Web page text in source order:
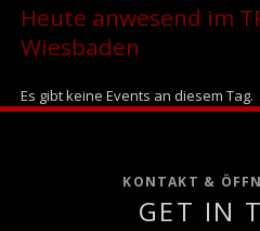
Heute anwesend im
Wiesbaden
Es gibt keine Events an diesem Tag.
KONTAKT &
GET IN